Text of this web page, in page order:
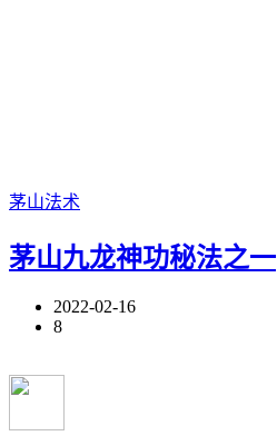
茅山法术
茅山九龙神功秘法之一
2022-02-16
8